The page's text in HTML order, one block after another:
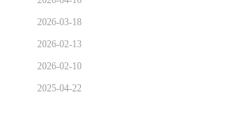
2026-03-18
2026-02-13
2026-02-10
2025-04-22